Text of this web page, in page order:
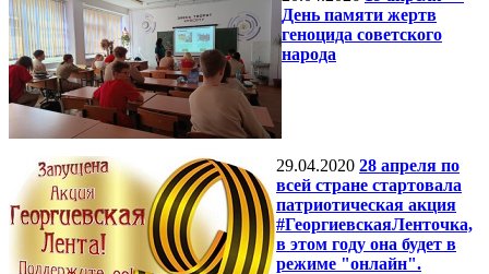
День памяти жертв
геноцида советского
народа
29.04.2020 28 апреля по
всей стране стартовала
патриотическая акция
#ГеоргиевскаяЛенточка,
в этом году она будет в
режиме "онлайн".